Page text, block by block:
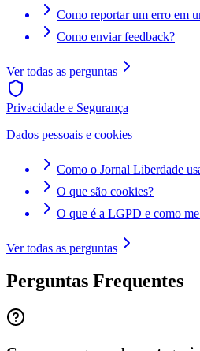
Como reportar um erro em
Como enviar feedback?
Ver todas as perguntas
Privacidade e Segurança
Dados pessoais e cookies
Como o Jornal Liberdade
O que são cookies?
O que é a LGPD e como
Ver todas as perguntas
Perguntas Frequentes